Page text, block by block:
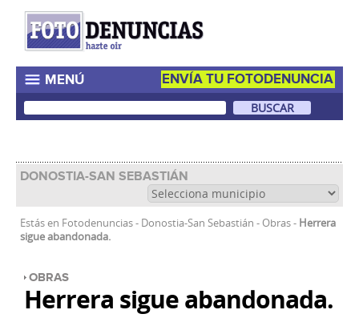
ENVÍA TU FOTODENUNCIA
MENÚ
DONOSTIA-SAN SEBASTIÁN
Estás en Fotodenuncias- Donostia-San Sebastián - Obras- Herrera
sigue abandonada.
OBRAS
Herrera sigue abandonada.